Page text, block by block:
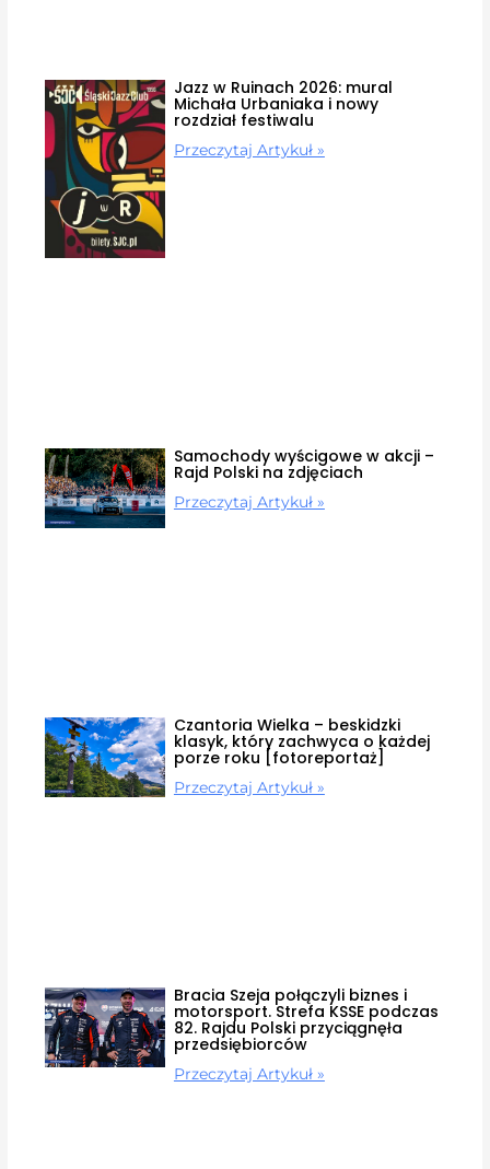
Jazz w Ruinach 2026: mural
Michała Urbaniaka i nowy
rozdział festiwalu
Przeczytaj Artykuł »
Samochody wyścigowe w akcji –
Rajd Polski na zdjęciach
Przeczytaj Artykuł »
Czantoria Wielka – beskidzki
klasyk, który zachwyca o każdej
porze roku [fotoreportaż]
Przeczytaj Artykuł »
Bracia Szeja połączyli biznes i
motorsport. Strefa KSSE podczas
82. Rajdu Polski przyciągnęła
przedsiębiorców
Przeczytaj Artykuł »